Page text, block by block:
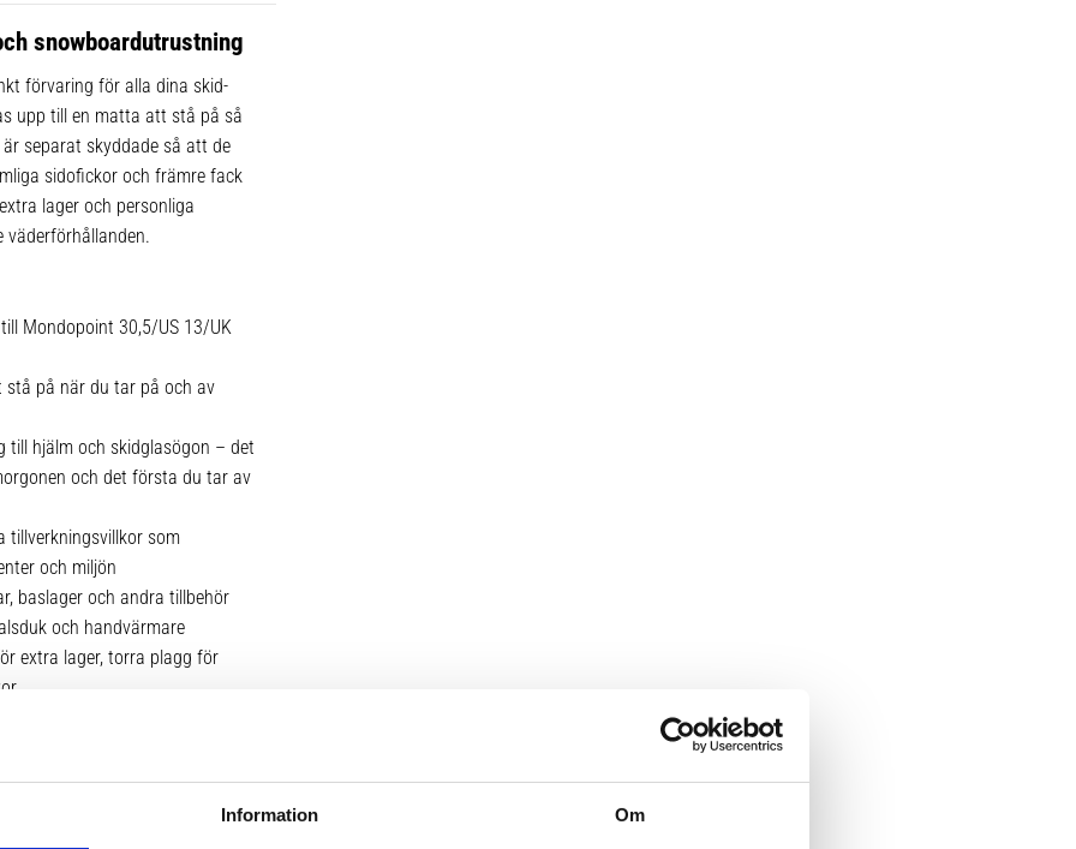
Information Om
snowboardutrustning
förvaring för alla dina skid-
upp till en matta att stå på så
separat skyddade så att de
sidofickor och främre fack
lager och personliga
väderförhållanden.
Mondopoint 30,5/US 13/UK
på när du tar på och av
till hjälm och skidglasögon – det
och det första du tar av
tillverkningsvillkor som
och miljön
baslager och andra tillbehör
och handvärmare
extra lager, torra plagg för
glasen och håller dem torra
kan torka efter en dag i
på Thule skidväska på hjul